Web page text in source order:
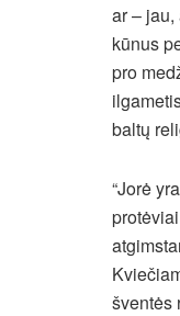
ar –
kūnus
pro
baltų
“Jorė
šventės